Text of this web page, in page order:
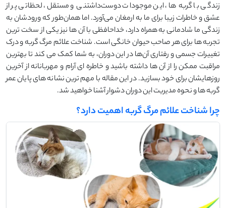
زندگی با گربه‌ ها، این موجودات دوست‌داشتنی و مستقل، لحظاتی پر از
عشق و خاطرات زیبا برای ما به ارمغان می‌آورد. اما همان‌طور که ورودشان به
زندگی ما شادمانی به همراه دارد، خداحافظی با آن ‌ها نیز یکی از سخت ‌ترین
تجربه ‌ها برای هر صاحب حیوان خانگی است. شناخت علائم مرگ گربه و درک
تغییرات جسمی و رفتاری آن‌ها در این دوران، به شما کمک می‌ کند تا بهترین
مراقبت ممکن را از آن ‌ها داشته باشید و خاطره ‌ای آرام و مهربانانه از آخرین
روزهایشان برای خود بسازید. در این مقاله با مهم ‌ترین نشانه‌ های پایان عمر
گربه ‌ها و نحوه مدیریت این دوران دشوار آشنا خواهید شد.
چرا شناخت علائم مرگ گربه اهمیت دارد؟